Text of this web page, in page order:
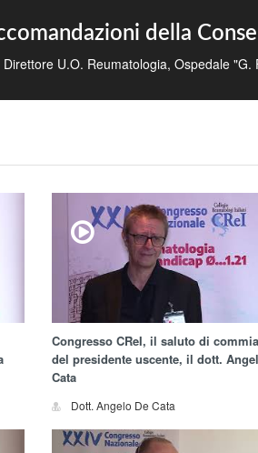
della
U.O. Reumatologia, Ospedale
Congresso CReI, il saluto di
del presidente uscente, il dott.
Cata
Dott. Angelo De Cata